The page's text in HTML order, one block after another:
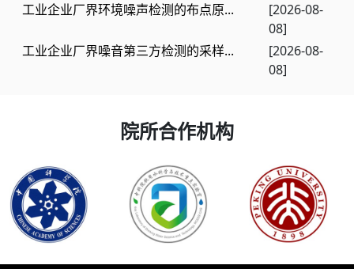
工业企业厂界环境噪声检测的布点原...
[2026-08-
08]
工业企业厂界噪音第三方检测的采样...
[2026-08-
08]
院所合作机构